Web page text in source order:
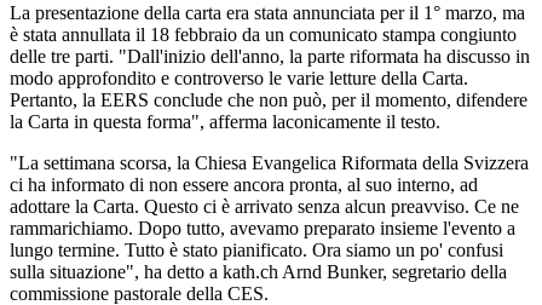
La presentazione della carta era stata annunciata per il 1° marzo, ma
è stata annullata il 18 febbraio da un comunicato stampa congiunto
delle tre parti. "Dall'inizio dell'anno, la parte riformata ha discusso in
modo approfondito e controverso le varie letture della Carta.
Pertanto, la EERS conclude che non può, per il momento, difendere
la Carta in questa forma", afferma laconicamente il testo.
"La settimana scorsa, la Chiesa Evangelica Riformata della Svizzera
ci ha informato di non essere ancora pronta, al suo interno, ad
adottare la Carta. Questo ci è arrivato senza alcun preavviso. Ce ne
rammarichiamo. Dopo tutto, avevamo preparato insieme l'evento a
lungo termine. Tutto è stato pianificato. Ora siamo un po' confusi
sulla situazione", ha detto a kath.ch Arnd Bunker, segretario della
commissione pastorale della CES.